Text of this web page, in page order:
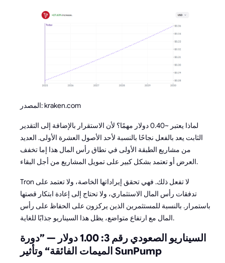
المصدر: kraken.com
لماذا يعتبر ~0.40 دولار مهمًا؟ لأن الاستقرار بالإضافة إلى التقدير
الثابت يعد بالفعل نجاحًا بالنسبة لأحد الأصول العشرة الأولى. العديد
من مشاريع الطبقة الأولى في نطاق رأس المال هذا إما تخفف
العرض أو تعتمد بشكل كبير على تمويل المشاريع من أجل البقاء.
Tron لا تفعل ذلك. فهي تحقق إيراداتها الخاصة، ولا تعتمد على
تدفقات رأس المال الاستثماري، ولا تحتاج إلى إعادة ابتكار قصتها
باستمرار. بالنسبة للمستثمرين الذين يركزون على الحفاظ على رأس
المال مع ارتفاع متواضع، يظل هذا السيناريو جذابًا للغاية.
السيناريو الصعودي رقم 3: 1.00 دولار — ”دورة
الميمات الفائقة“ وتأثير SunPump